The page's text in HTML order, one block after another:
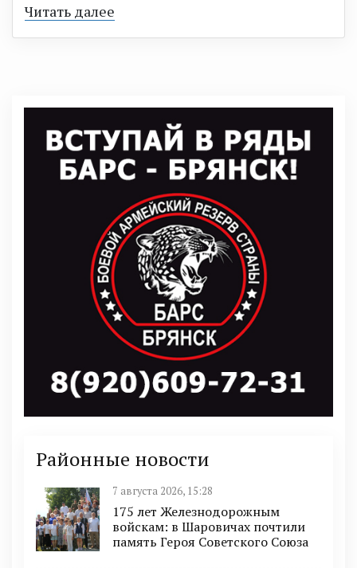
Читать далее
Районные новости
7 августа 2026, 15:28
175 лет Железнодорожным
войскам: в Шаровичах почтили
память Героя Советского Союза